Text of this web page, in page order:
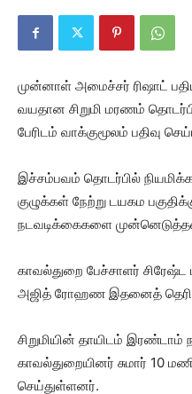
முன்னாள் அமைச்சர் ரிஷாட்
வயதான சிறுமி மரணம்
பேரிடம் வாக்குமூலம் பதிவு
இச்சம்பவம் தொடர்பில்
குழுக்கள் நேற்று டயகம
நடவடிக்கைகளை
காவல்துறை பேச்சாளர் சிரேஷ்ட
அஜித் ரோஹண இதனைத்
சிறுமியின் தாயிடம் இரண்டாம்
காவல்துறையினர் சுமார் 10
செய்துள்ளனர்.